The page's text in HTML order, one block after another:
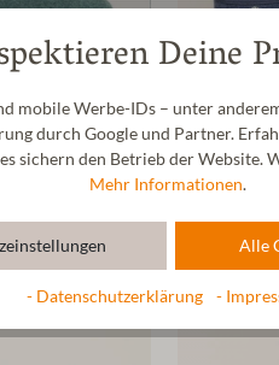
54,90 €*
5 Farben
Deine
mobile Werbe-IDs – unter
durch Google und Partner.
sichern den Betrieb der Website.
Mehr Informationen.
Alle
- Datenschutzerklärung -